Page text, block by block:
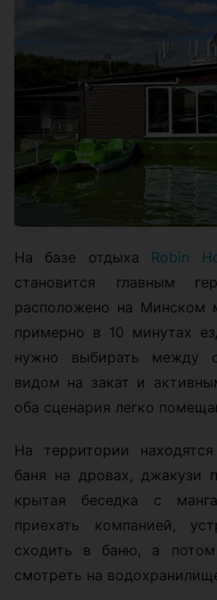
На базе отдыха Robin
становится главным
расположено на
примерно в 10 минутах
нужно выбирать между
видом на закат и
оба сценария легко
На территории
баня на дровах, джакузи
крытая беседка с
приехать компанией,
сходить в баню, а
смотреть на